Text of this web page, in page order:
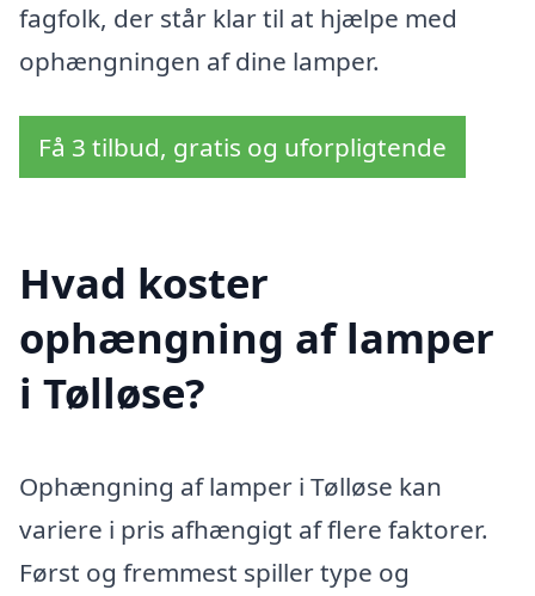
fagfolk, der står klar til at hjælpe med
ophængningen af dine lamper.
Få 3 tilbud, gratis og uforpligtende
Hvad koster
ophængning af lamper
i Tølløse?
Ophængning af lamper i Tølløse kan
variere i pris afhængigt af flere faktorer.
Først og fremmest spiller type og